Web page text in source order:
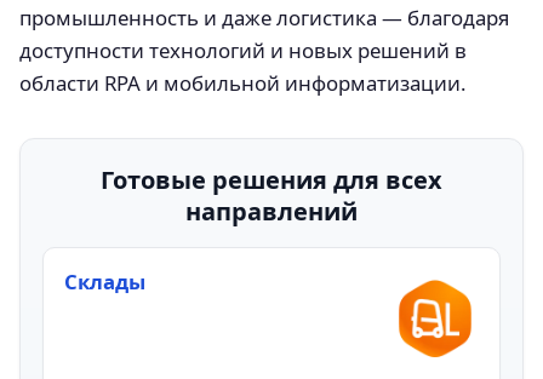
промышленность и даже логистика — благодаря
доступности технологий и новых решений в
области RPA и мобильной информатизации.
Готовые решения для всех
направлений
Склады